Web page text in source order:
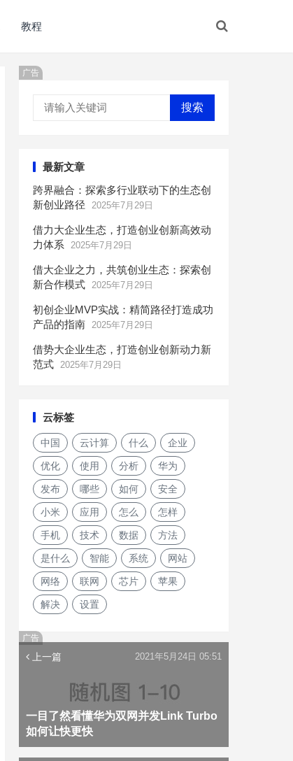
教程
广告
搜索
最新文章
跨界融合：探索多行业联动下的生态创
新创业路径
2025年7月29日
借力大企业生态，打造创业创新高效动
力体系
2025年7月29日
借大企业之力，共筑创业生态：探索创
新合作模式 2025年7月29日
初创企业MVP实战：精简路径打造成功
产品的指南 2025年7月29日
借势大企业生态，打造创业创新动力新
范式 2025年7月29日
云标签
中国 云计算 什么 企业
优化 使用 分析 华为
发布 哪些 如何 安全
小米 应用 怎么 怎样
手机 技术 数据 方法
是什么 智能 系统 网站
网络 联网 芯片 苹果
解决 设置
广告
上一篇
一目了然看懂华为双网并发Link Turbo
如何让快更快
2021年5月24日 05:51